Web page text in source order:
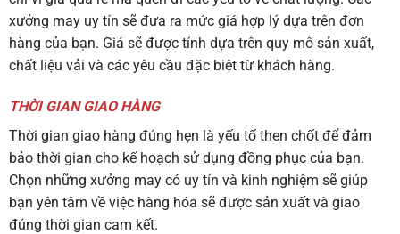
xưởng may uy tín sẽ đưa ra mức giá hợp lý dựa trên đơn
hàng của bạn. Giá sẽ được tính dựa trên quy mô sản xuất,
chất liệu vải và các yêu cầu đặc biệt từ khách hàng.
THỜI GIAN GIAO HÀNG
Thời gian giao hàng đúng hẹn là yếu tố then chốt để đảm
bảo thời gian cho kế hoạch sử dụng đồng phục của bạn.
Chọn những xưởng may có uy tín và kinh nghiệm sẽ giúp
bạn yên tâm về việc hàng hóa sẽ được sản xuất và giao
đúng thời gian cam kết.